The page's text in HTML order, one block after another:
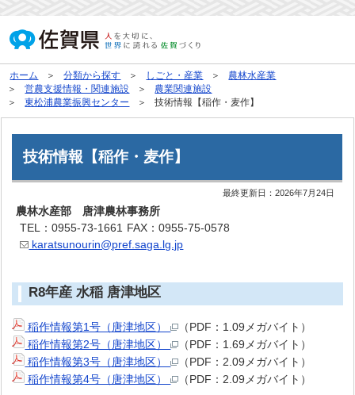
ホーム 分類から探す しごと・産業
農林水産業
営農支援情報・関連施設
農業関連施設
東松浦農業振興センター
技術情報【稲作・麦作】
技術情報【稲作・麦作】
最終更新日：2026年7月24日
農林水産部 唐津農林事務所
TEL：0955-73-1661 FAX：0955-75-0578
karatsunourin@pref.saga.lg.jp
R8年産 水稲 唐津地区
稲作情報第1号（唐津地区）
（PDF：1.09メガバイト）
稲作情報第2号（唐津地区）
（PDF：1.69メガバイト）
稲作情報第3号（唐津地区）
（PDF：2.09メガバイト）
稲作情報第4号（唐津地区）
（PDF：2.09メガバイト）